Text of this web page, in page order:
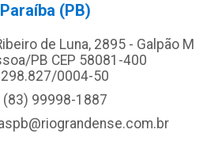
Paraíba (PB)
de Luna, 2895 - Galpão M
PB CEP 58081-400
0004-50
(83) 99998-1887